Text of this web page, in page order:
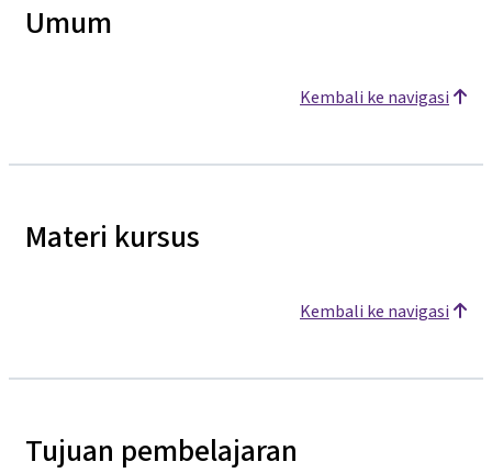
Umum
Kembali ke navigasi
Materi kursus
Kembali ke navigasi
Tujuan pembelajaran